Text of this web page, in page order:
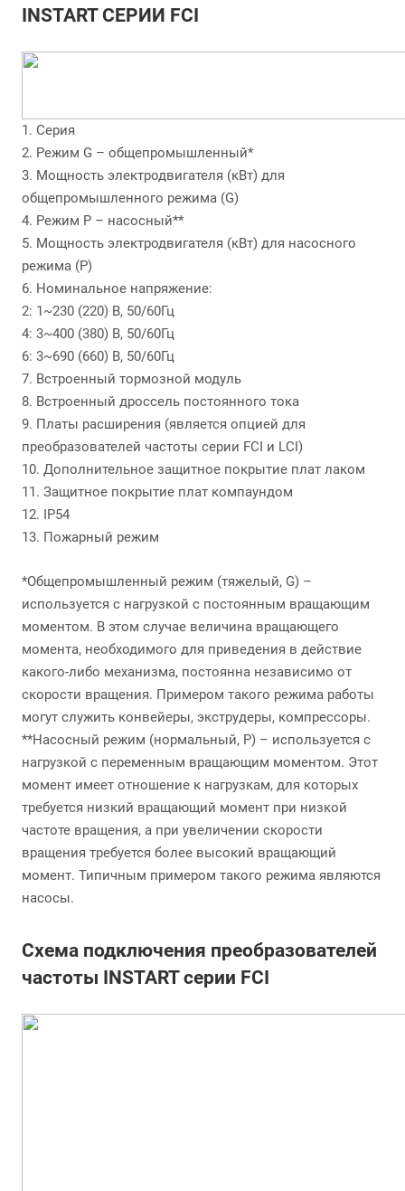
INSTART СЕРИИ FCI
1. Серия
2. Режим G – общепромышленный*
3. Мощность электродвигателя (кВт) для
общепромышленного режима (G)
4. Режим P – насосный**
5. Мощность электродвигателя (кВт) для насосного
режима (P)
6. Номинальное напряжение:
2: 1~230 (220) В, 50/60Гц
4: 3~400 (380) В, 50/60Гц
6: 3~690 (660) В, 50/60Гц
7. Встроенный тормозной модуль
8. Встроенный дроссель постоянного тока
9. Платы расширения (является опцией для
преобразователей частоты серии FCI и LCI)
10. Дополнительное защитное покрытие плат лаком
11. Защитное покрытие плат компаундом
12. IP54
13. Пожарный режим
*Общепромышленный режим (тяжелый, G) –
используется с нагрузкой с постоянным вращающим
моментом. В этом случае величина вращающего
момента, необходимого для приведения в действие
какого-либо механизма, постоянна независимо от
скорости вращения. Примером такого режима работы
могут служить конвейеры, экструдеры, компрессоры.
**Насосный режим (нормальный, P) – используется с
нагрузкой с переменным вращающим моментом. Этот
момент имеет отношение к нагрузкам, для которых
требуется низкий вращающий момент при низкой
частоте вращения, а при увеличении скорости
вращения требуется более высокий вращающий
момент. Типичным примером такого режима являются
насосы.
Схема подключения преобразователей
частоты INSTART серии FCI